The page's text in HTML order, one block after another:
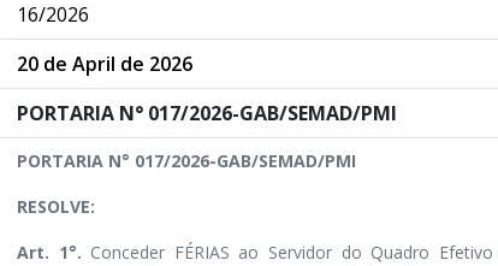
16/2026
20 de April de 2026
PORTARIA N° 017/2026-GAB/SEMAD/PMI
PORTARIA N° 017/2026-GAB/SEMAD/PMI
RESOLVE:
Art. 1°. Conceder FÉRIAS ao Servidor do Quadro